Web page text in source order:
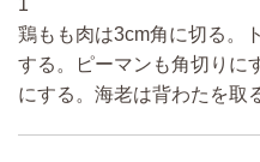
1
鶏もも肉は3cm角に切る。
する。ピーマンも角切りに
にする。海老は背わたを取